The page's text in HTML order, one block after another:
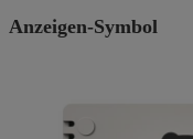
Anzeigen-Symbol